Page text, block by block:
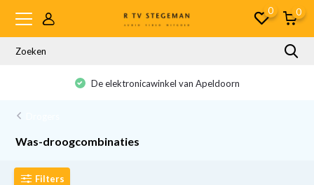
0 0
De elektronicawinkel van Apeldoorn
Was-droogcombinaties
Filters